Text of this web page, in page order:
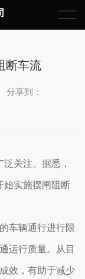
断车流
分享到：
关注。据悉，
始实施摆闸阻断
车辆通行进行限
运行质量。从目
效，有助于减少